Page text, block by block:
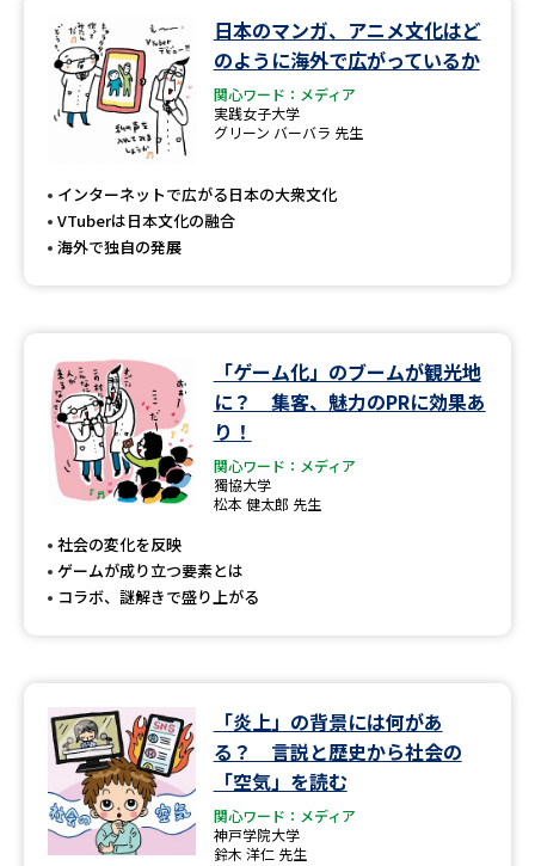
日本のマンガ、アニメ文化はど
のように海外で広がっているか
関心ワード：メディア
実践女子大学
グリーン バーバラ 先生
インターネットで広がる日本の大衆文化
VTuberは日本文化の融合
海外で独自の発展
「ゲーム化」のブームが観光地
に？ 集客、魅力のPRに効果あ
り！
関心ワード：メディア
獨協大学
松本 健太郎 先生
社会の変化を反映
ゲームが成り立つ要素とは
コラボ、謎解きで盛り上がる
「炎上」の背景には何があ
る？ 言説と歴史から社会の
「空気」を読む
関心ワード：メディア
神戸学院大学
鈴木 洋仁 先生